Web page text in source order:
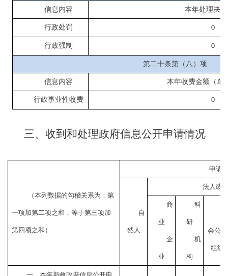
信息内容 本年处理决
行政处罚 0
行政强制 0
第二十条第（八）项
信息内容 本年收费金额（单
行政事业性收费 0
三、收到和处理政府信息公开申请情况
（本列数据的勾稽关系为：第
一项加第二项之和，等于第三项加
第四项之和）
申请
自
然人
法人或
商
业
企
业
科
研
机
构
会公益
组织